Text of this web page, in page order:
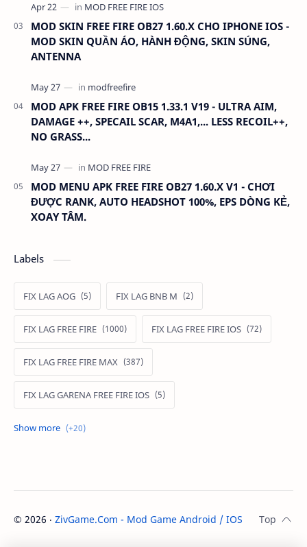
MOD SKIN FREE FIRE OB27 1.60.X CHO IPHONE IOS -
MOD SKIN QUẦN ÁO, HÀNH ĐỘNG, SKIN SÚNG,
ANTENNA
MOD APK FREE FIRE OB15 1.33.1 V19 - ULTRA AIM,
DAMAGE ++, SPECAIL SCAR, M4A1,... LESS RECOIL++,
NO GRASS...
MOD MENU APK FREE FIRE OB27 1.60.X V1 - CHƠI
ĐƯỢC RANK, AUTO HEADSHOT 100%, EPS DÒNG KẺ,
XOAY TÂM.
Labels
FIX LAG AOG FIX LAG BNB M
FIX LAG FREE FIRE FIX LAG FREE FIRE IOS
FIX LAG FREE FIRE MAX
FIX LAG GARENA FREE FIRE IOS
FIX LAG LIÊN QUÂN MOBILE
MOD APK FREE FIRE MOD DATA FREE FIRE
MOD DATA PUBG MOD FREE FIRE
© 2026 ‧ ZivGame.Com - Mod Game Android / IOS . All rights